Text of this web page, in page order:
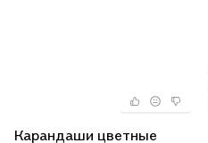
Карандаши цветные